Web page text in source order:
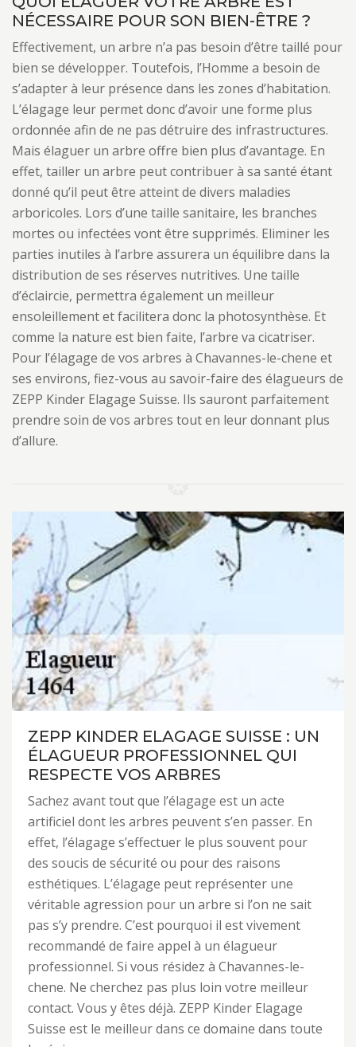
NÉCESSAIRE POUR SON BIEN-ÊTRE ?
Effectivement, un arbre n’a pas besoin d’être taillé pour
bien se développer. Toutefois, l’Homme a besoin de
s’adapter à leur présence dans les zones d’habitation.
L’élagage leur permet donc d’avoir une forme plus
ordonnée afin de ne pas détruire des infrastructures.
Mais élaguer un arbre offre bien plus d’avantage. En
effet, tailler un arbre peut contribuer à sa santé étant
donné qu’il peut être atteint de divers maladies
arboricoles. Lors d’une taille sanitaire, les branches
mortes ou infectées vont être supprimés. Eliminer les
parties inutiles à l’arbre assurera un équilibre dans la
distribution de ses réserves nutritives. Une taille
d’éclaircie, permettra également un meilleur
ensoleillement et facilitera donc la photosynthèse. Et
comme la nature est bien faite, l’arbre va cicatriser.
Pour l’élagage de vos arbres à Chavannes-le-chene et
ses environs, fiez-vous au savoir-faire des élagueurs de
ZEPP Kinder Elagage Suisse. Ils sauront parfaitement
prendre soin de vos arbres tout en leur donnant plus
d’allure.
ZEPP KINDER ELAGAGE SUISSE : UN
ÉLAGUEUR PROFESSIONNEL QUI
RESPECTE VOS ARBRES
Sachez avant tout que l’élagage est un acte
artificiel dont les arbres peuvent s’en passer. En
effet, l’élagage s’effectuer le plus souvent pour
des soucis de sécurité ou pour des raisons
esthétiques. L’élagage peut représenter une
véritable agression pour un arbre si l’on ne sait
pas s’y prendre. C’est pourquoi il est vivement
recommandé de faire appel à un élagueur
professionnel. Si vous résidez à Chavannes-le-
chene. Ne cherchez pas plus loin votre meilleur
contact. Vous y êtes déjà. ZEPP Kinder Elagage
Suisse est le meilleur dans ce domaine dans toute